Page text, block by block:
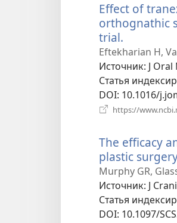
Effect of
orthognathic
trial.
в
новом
окне)
Eftekharian H,
Источник‎: J
Статья
DOI‎: 10.1016/
https://
The efficacy
plastic
Murphy GR,
Источник‎: J
Статья
DOI‎: 10.1097/